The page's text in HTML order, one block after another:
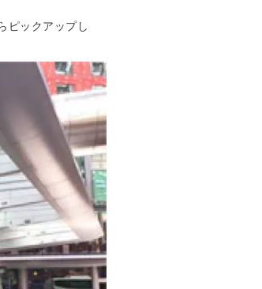
ピックアップし